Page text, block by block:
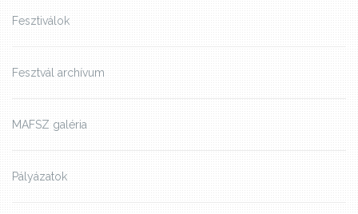
Fesztiválok
Fesztvál archívum
MAFSZ galéria
Pályázatok